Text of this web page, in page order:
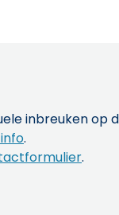
inbreuken
.
.